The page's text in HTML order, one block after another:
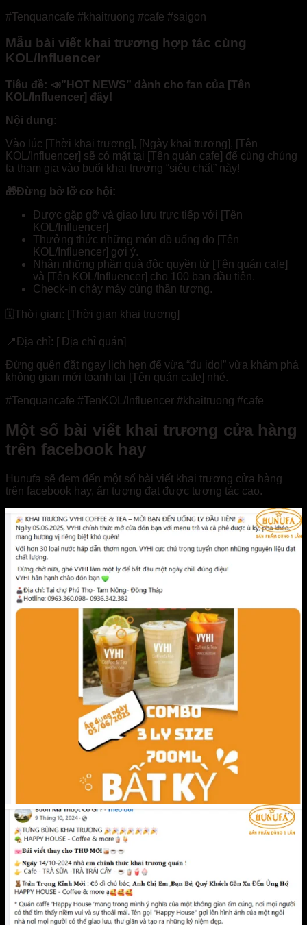
#Tenquancafe #khaitruong #cafe #saigon
Mẫu bài viết khai trương hợp tác cùng
KOL/Influencer
Tiêu đề: 📣”HOT NEWS” dành cho fan của [Tên
KOL/Influencer] đây!
Nội dung:
Vào lúc [Thời khai trương], [Ngày khai trương], [Tên
KOL/Influencer] sẽ có mặt tại [Tên quán cafe] để cùng chúng
ta tham gia vào buổi khai trương “siêu chất” này!
🎁Đừng bở lỡ cơ hội:
Được gặp gỡ và giao lưu trực tiếp với [Tên
KOL/Influencer].
Thưởng thức những món đồ uống do [Tên
KOL/Influencer] gợi ý.
Nhận những phần quà độc quyền từ [Tên quán cafe]
và [Tên KOL/Influencer] cho 100 bạn đầu tiên.
Check-in cháy máy cùng thần tượng.
🗓️Thời gian: [Thời gian khai trương]
📍Địa chỉ: [ Địa chỉ quán]
Đừng quên đặt ngay lịch hẹn để vừa “đu idol” vừa khám phá
không gian mới toanh tại [Tên quán cafe] nhé.
#Tenquancafe #TenKOL/Influencer #khaitruong #cafe
Một số bài viết khai trương cửa hàng
trên facebook hay
Hunufa sẽ đem đến một số bài viết khai trương cửa hàng
trên facebook hay, ấn tượng đạt được tương tác cao.